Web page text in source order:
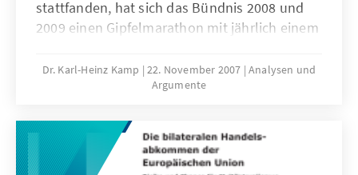
stattfanden, hat sich das Bündnis 2008 und
2009 einen Gipfelmarathon mit jährlich einem
Fragen werden den Gipfel in Bukarest am 27.
April 2008 bestimmen? Welche
und was ist zu bedenken?
Dr. Karl-Heinz Kamp 22. November 2007 Analysen und
Argumente